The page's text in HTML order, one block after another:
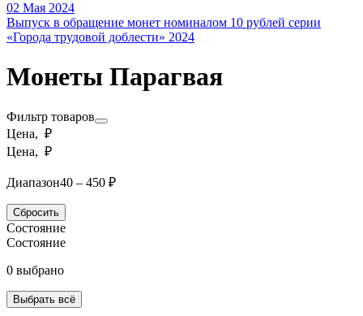
02 Мая 2024
Выпуск в обращение монет номиналом 10 рублей серии
«Города трудовой доблести» 2024
Монеты Парагвая
Фильтр товаров
Цена, ₽
Цена, ₽
Диапазон40 – 450 ₽
Сбросить
Состояние
Состояние
0 выбрано
Выбрать всё